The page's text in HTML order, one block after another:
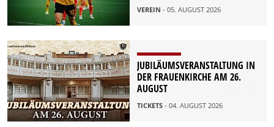
VEREIN - 05. AUGUST 2026
JUBILÄUMSVERANSTALTUNG IN
DER FRAUENKIRCHE AM 26.
AUGUST
TICKETS - 04. AUGUST 2026